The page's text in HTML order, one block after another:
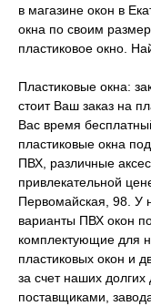
в магазине окон в
окна по своим
пластиковое окно.
Пластиковые окна:
стоит Ваш заказ на
Вас время
пластиковые окна
ПВХ, различные
привлекательной
Первомайская, 98. У
варианты ПВХ окон
комплектующие для
пластиковых окон и
за счет наших
поставщиками,